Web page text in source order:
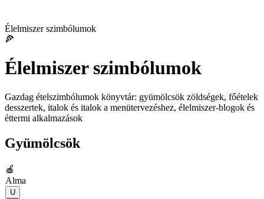
Élelmiszer szimbólumok
🍕
Élelmiszer szimbólumok
Gazdag ételszimbólumok könyvtár: gyümölcsök zöldségek, főételek
desszertek, italok és italok a menütervezéshez, élelmiszer-blogok és
éttermi alkalmazások
Gyümölcsök
🍎
Alma
U